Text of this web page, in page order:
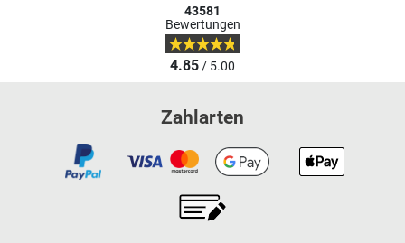
43581
Bewertungen
4.85/ 5.00
Zahlarten